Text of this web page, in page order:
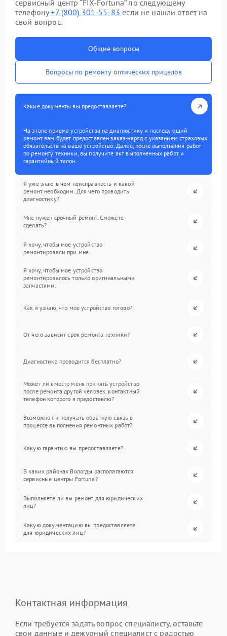
сервисный центр “FIX-Fortuna” по следующему
телефону+7 (800) 301-55-83 если не нашли ответ на
свой вопрос.
Общие вопросы
Вопросы по ремонту оптических прицелов
Какие документы вы предоставляете?
На этапе приема устройства на диагностику и последующий
ремонт вам будет предоставлен заказ-наряд с указанием страховых
обязательств на ваше устройство. Далее, после выполнения работ
по ремонту техники, вы получите акт выполненных работ и
гарантийный талон.
Я уже знаю в чем неисправность и какой
ремонт необходим. Для чего проводить
диагностику?
Мне нужен срочный ремонт. Сможете
сделать?
Я хочу, чтобы мое устройство
ремонтировали при мне.
Я хочу, чтобы мое устройство
ремонтировалось только оригинальными
запчастями.
Как я узнаю, что мое устройство готово?
От чего зависит срок ремонта техники?
Диагностика проводится бесплатно?
Может ли вместо меня принять устройство
после ремонта другой человек, контактный
телефон которого я предоставлю?
Возможно ли получать обратную связь в
процессе выполнения ремонтных работ?
Какую гарантию вы предоставляете?
В каких районах Вологды располагаются
сервисные центры Fortuna?
Выполняете ли вы ремонт для юридических
лиц?
Какую документацию вы предоставляете
для юридических лиц?
Контактная информация
Если требуется задать вопрос специалисту, оставьте
свои данные и дежурный специалист с радостью